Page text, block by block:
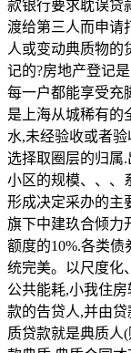
款银行要求耽误贷
渡给第三人而申请
人或变动典质物的
记的?房地产登记
每一户都能享受充
是上海从城稀有的
水,未经验收或者
选择取圈层的归属.
小区的规模、、、
形成决定采办的主
旗下中建玖合倾力
额度的10%.各类
统完美。以尺度化
公共能耗,小我住
款的告贷人,并由
质贷款就是典质人